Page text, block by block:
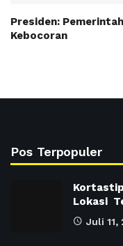
Presiden:
Kebocoran
Pos Terpopuler
Lokasi
Juli 11,